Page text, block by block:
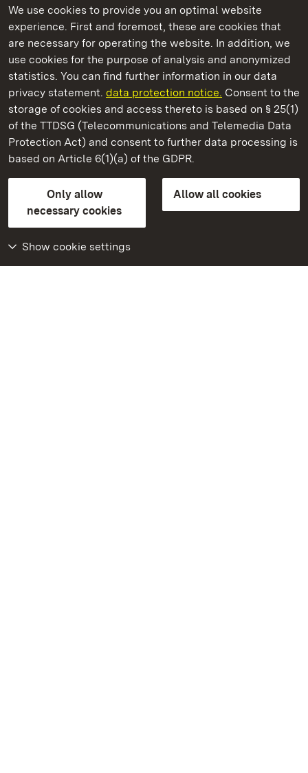
We use cookies to provide you an optimal website
experience. First and foremost, these are cookies that
are necessary for operating the website. In addition, we
use cookies for the purpose of analysis and anonymized
statistics. You can find further information in our data
privacy statement. data protection notice. Consent to the
storage of cookies and access thereto is based on § 25(1)
of the TTDSG (Telecommunications and Telemedia Data
Protection Act) and consent to further data processing is
based on Article 6(1)(a) of the GDPR.
Only allow
necessary cookies
Allow all cookies
Show cookie settings
State Palaces and Gardens of Baden-Wuerttemberg
Bebenhausen Monastery and Palace
State Palaces and Gardens of Baden-Wuerttemberg
Contact usFAQMasthead
Declaration on barrier-free access
BITV-konform (geprüfte Seiten)